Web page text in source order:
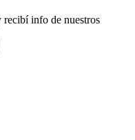
recibí info de nuestros